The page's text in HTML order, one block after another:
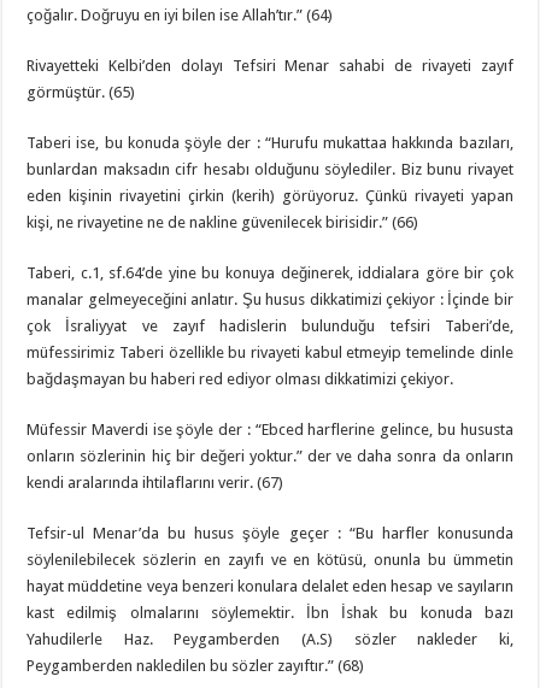
çoğalır. Doğruyu en iyi bilen ise Allah’tır.” (64)
Rivayetteki Kelbi’den dolayı Tefsiri Menar sahabi de rivayeti zayıf
görmüştür. (65)
Taberi ise, bu konuda şöyle der : “Hurufu mukattaa hakkında bazıları,
bunlardan maksadın cifr hesabı olduğunu söylediler. Biz bunu rivayet
eden kişinin rivayetini çirkin (kerih) görüyoruz. Çünkü rivayeti yapan
kişi, ne rivayetine ne de nakline güvenilecek birisidir.” (66)
Taberi, c.1, sf.64’de yine bu konuya değinerek, iddialara göre bir çok
manalar gelmeyeceğini anlatır. Şu husus dikkatimizi çekiyor : İçinde bir
çok İsraliyyat ve zayıf hadislerin bulunduğu tefsiri Taberi’de,
müfessirimiz Taberi özellikle bu rivayeti kabul etmeyip temelinde dinle
bağdaşmayan bu haberi red ediyor olması dikkatimizi çekiyor.
Müfessir Maverdi ise şöyle der : “Ebced harflerine gelince, bu hususta
onların sözlerinin hiç bir değeri yoktur.” der ve daha sonra da onların
kendi aralarında ihtilaflarını verir. (67)
Tefsir-ul Menar’da bu husus şöyle geçer : “Bu harfler konusunda
söylenilebilecek sözlerin en zayıfı ve en kötüsü, onunla bu ümmetin
hayat müddetine veya benzeri konulara delalet eden hesap ve sayıların
kast edilmiş olmalarını söylemektir. İbn İshak bu konuda bazı
Yahudilerle Haz. Peygamberden (A.S) sözler nakleder ki,
Peygamberden nakledilen bu sözler zayıftır.” (68)